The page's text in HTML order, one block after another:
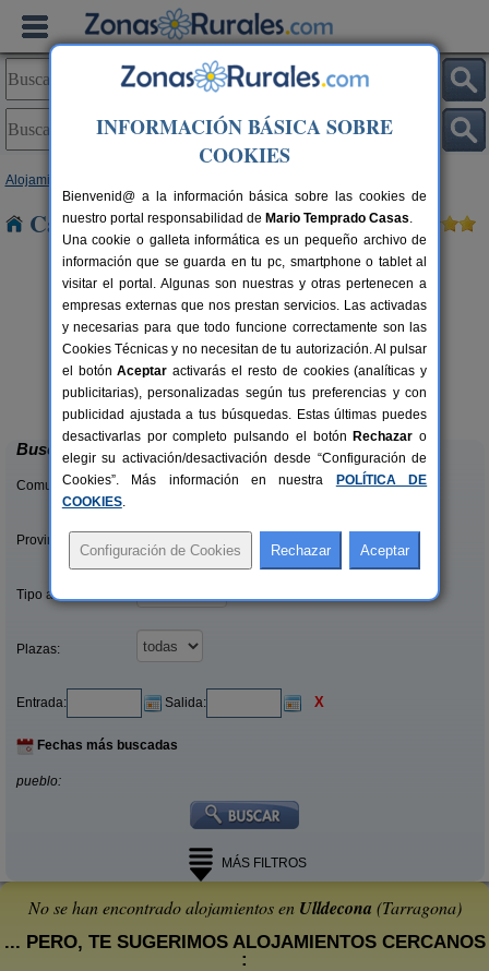
Alojamientos
Casas Rurales cerca de Ulldecona
2-7+2 pers.
desde69 €
Ca Calbet
Margalef (Tarragona)
Buscar
Comunidades:
Provincias/Islas:
Tipo alquiler:
Plazas:
Entrada: Salida: X
Fechas más buscadas
pueblo:
MÁS FILTROS
No se han encontrado alojamientos en Ulldecona (Tarragona)
... PERO, TE SUGERIMOS ALOJAMIENTOS CERCANOS
:
INFORMACIÓN BÁSICA SOBRE
COOKIES
Bienvenid@ a la información básica sobre las cookies de
nuestro portal responsabilidad de Mario Temprado Casas.
Una cookie o galleta informática es un pequeño archivo de
información que se guarda en tu pc, smartphone o tablet al
visitar el portal. Algunas son nuestras y otras pertenecen a
empresas externas que nos prestan servicios. Las activadas
y necesarias para que todo funcione correctamente son las
Cookies Técnicas y no necesitan de tu autorización. Al pulsar
el botónAceptar activarás el resto de cookies (analíticas y
publicitarias), personalizadas según tus preferencias y con
publicidad ajustada a tus búsquedas. Estas últimas puedes
desactivarlas por completo pulsando el botón Rechazar o
elegir su activación/desactivación desde “Configuración de
Cookies”. Más información en nuestra
POLÍTICA DE
COOKIES.